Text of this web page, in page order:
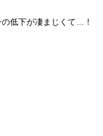
低下が凄まじくて…！